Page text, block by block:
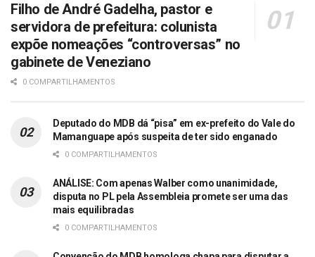
Filho de André Gadelha, pastor e
servidora de prefeitura: colunista
expõe nomeações “controversas” no
gabinete de Veneziano
0 COMPARTILHAMENTOS
Deputado do MDB dá “pisa” em ex-prefeito do Vale do
Mamanguape após suspeita de ter sido enganado
0 COMPARTILHAMENTOS
ANÁLISE: Com apenas Walber como unanimidade,
disputa no PL pela Assembleia promete ser uma das
mais equilibradas
0 COMPARTILHAMENTOS